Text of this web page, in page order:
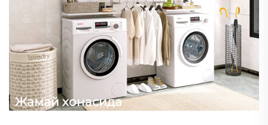
Жамай хонасида